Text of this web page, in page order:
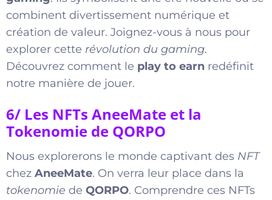
combinent divertissement numérique et
création de valeur. Joignez-vous à nous pour
explorer cette révolution du gaming.
Découvrez comment le play to earn redéfinit
notre manière de jouer.
6/ Les NFTs AneeMate et la
Tokenomie de QORPO
Nous explorerons le monde captivant des NFT
chez AneeMate. On verra leur place dans la
tokenomie de QORPO. Comprendre ces NFTs